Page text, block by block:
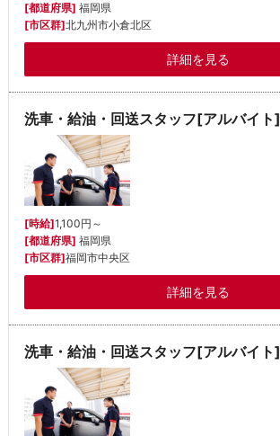
[都道府県] 福岡県
[市区群]北九州市小倉北区
詳細を見る
洗車・給油・回送スタッフ[アルバイト]
[時給]1,100円～
[都道府県] 福岡県
[市区群]福岡市中央区
詳細を見る
洗車・給油・回送スタッフ[アルバイト]